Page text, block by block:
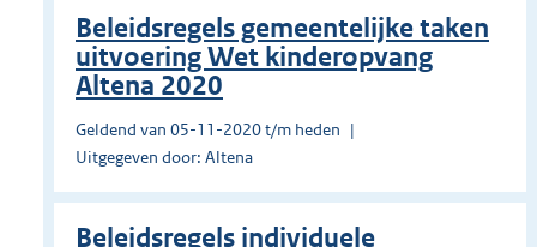
Beleidsregels gemeentelijke taken
uitvoering Wet kinderopvang
Altena 2020
Geldend van 05-11-2020 t/m heden
Uitgegeven door: Altena
Beleidsregels individuele